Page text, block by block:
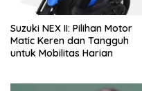
Suzuki NEX II: Pilihan Motor
Matic Keren dan Tangguh
untuk Mobilitas Harian